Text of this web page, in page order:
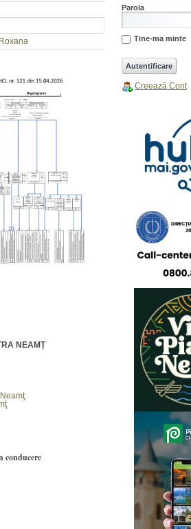
NEAMȚ
conducere
Parola
Tine-ma minte
Creează Cont